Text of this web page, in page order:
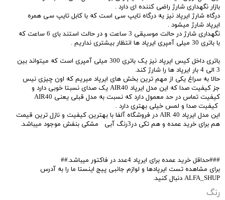
بازار نگهداری شارژ راضی کننده ای دارد .
درگاه شارژ ایرپاد نیز یه درگاه تایپ سی است که با کابل تایپ سی همره
ایرپاد شارژ میشود .
نگهداری شارژ در حالت موسیقی 3 ساعت و در حالت استند بای 6 ساعت که
با باتری 30 میلی آمپری ایرپاد ها انتظار بیشتری نداریم .
باتری داخل کیس ایرپاد نیز یک باتری 300 میلی آمپری است که میتواند بین
3 الی 4 بار ایرپاد ها را شارژ کند.
حالا به سراغ یکی از مهم ترین بخش های ایرپاد میریم که اون چیزی نیس
جز کیفیت صدا که این مدل ایرپاد AIR40 یک صدای نسبتا خوبی دارد و
کیفیت صدا و لمس خیلی بهتری دارد .
این مدل ایرپاد AIR 40 در فروشگاه آلفا با بهترین کیفیت و نازل ترین قیمت
هم برای خرید عمده و هم تکی در3رنگ آبی مشکی بنفش موجود میباشد.
###حداقل خرید عمده برای ایرپاد 4عدد در فاکتور میباشد.##
برای مشاهده تست ایرپادها و لوازم جانبی پیج اینستا ما را به آدرس
ALFA_SHUP دنبال کنید.
رنگ